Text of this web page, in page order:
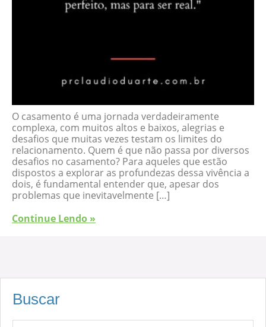
O casamento é uma jornada verdadeiramente
complexa, com muitos altos e baixos, alegrias e
desafios que muitas vezes testam os limites do
relacionamento. Quem é que não passa por diversos
desafios no casamento? Para aqueles que estão
dispostos a explorar as profundezas dessa vivência a
dois, é fundamental entender que, apesar dos
problemas que inevitavelmente […]
Continue Lendo »
Buscar